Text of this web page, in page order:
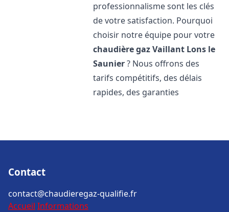
professionnalisme sont les clés
de votre satisfaction. Pourquoi
choisir notre équipe pour votre
chaudière gaz Vaillant Lons le
Saunier? Nous offrons des
tarifs compétitifs, des délais
rapides, des garanties
Contact
contact@chaudieregaz-qualifie.fr
Accueil Informations